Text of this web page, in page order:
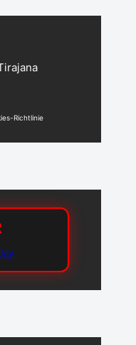
Richtlinie